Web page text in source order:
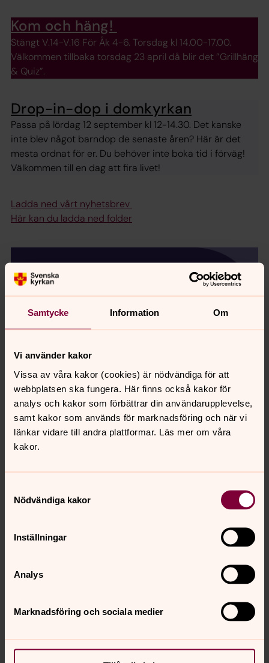
Samtycke Information Om
Vi använder kakor
Vissa av våra kakor (cookies) är nödvändiga för att
webbplatsen ska fungera. Här finns också kakor för
analys och kakor som förbättrar din användarupplevelse,
samt kakor som används för marknadsföring och när vi
länkar vidare till andra plattformar. Läs mer om våra
kakor.
Nödvändiga kakor
Inställningar
Analys
Marknadsföring och sociala medier
Kom och häng!
Stängt V.14-V.16 För Åk 4-6. Torsdag kl 14.00-17.00.
Välkommen tillbaka torsdag 23 april då blir det ”Grillhäng
& Quiz”.
Drop-in-dop i domkyrkan
Passa på lördag 12 september kl 12-14.30. Det kanske
inte blev något barndop de senaste åren? Här är det
mesta ordnat för er. Du behöver inte boka tid i förväg!
Välkommen till en dag att fira livet!
Ladda ned vårt nyhetsbrev
Här kan du ladda ned folder
Månadens nyhetsbrev